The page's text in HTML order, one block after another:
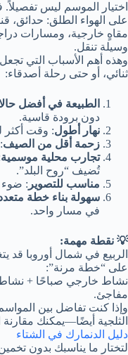
اختيار الموسم ليس تفصيلاً.
على الهواء الطلق: حدائق،
مقاهٍ خارجية، ومسارات
وسيلة تنقل.
وهذه أهم الأسباب التي تجعل
ثنائي، أو حتى رحلة أصدقاء:
الطبيعة في أفضل
دون برودة قاسية.
نهار أطول: وقت أكثر
زحمة أقل من الصيف
تجارب محلية موسمية
تُضيف “روح البلد”.
مناسب للتصوير : ضوء
سهولة بناء خطة
في مسار واحد.
💡 نقطة مهمة:
الربيع في شمال أوروبا قد
على “خطة مرنة”:
نشاط خارجي صباحًا +
مفاجئ.
وإذا كنت تفاضل بين
الثلجية أيضًا—يمكنك مقارنة
دليل الدنمارك في الشتاء
لتختار ما يناسبك بدون